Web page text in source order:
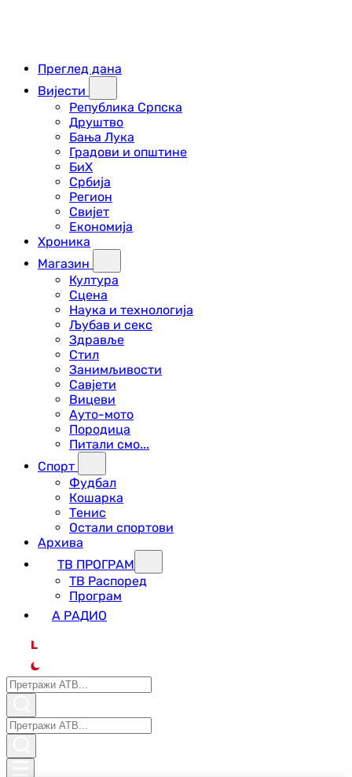
Преглед дана
Вијести
Република Српска
Друштво
Бања Лука
Градови и општине
БиХ
Србија
Регион
Свијет
Економија
Хроника
Магазин
Култура
Сцена
Наука и технологија
Љубав и секс
Здравље
Стил
Занимљивости
Савјети
Вицеви
Ауто-мото
Породица
Питали смо...
Спорт
Фудбал
Кошарка
Тенис
Остали спортови
Архива
ТВ ПРОГРАМ
ТВ Распоред
Програм
А РАДИО
L